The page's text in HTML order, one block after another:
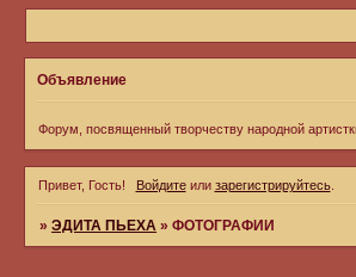
Объявление
Форум, посвященный творчеству народной
Привет, Гость! Войдитеили зарегистрируйтесь.
»ЭДИТА ПЬЕХА »ФОТОГРАФИИ